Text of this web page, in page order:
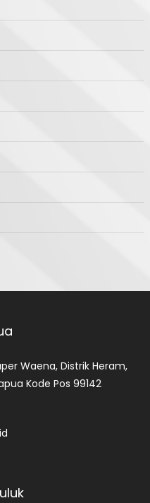
Waena, Distrik Heram,
Kode Pos 99142